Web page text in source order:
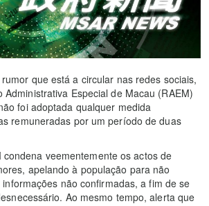
que está a circular nas redes sociais,
Administrativa Especial de Macau (RAEM)
foi adoptada qualquer medida
remuneradas por um período de duas
condena veementemente os actos de
apelando à população para não
não confirmadas, a fim de se
Ao mesmo tempo, alerta que